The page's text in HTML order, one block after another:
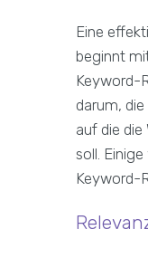
Eine
beginnt
Keyword-
darum,
auf die
soll.
Keyword-